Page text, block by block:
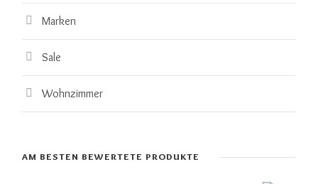
Marken
Sale
Wohnzimmer
AM BESTEN BEWERTETE PRODUKTE